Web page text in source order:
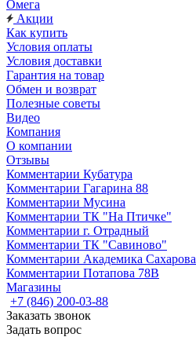
Омега
Акции
Как купить
Условия оплаты
Условия доставки
Гарантия на товар
Обмен и возврат
Полезные советы
Видео
Компания
О компании
Отзывы
Комментарии Кубатура
Комментарии Гагарина 88
Комментарии Мусина
Комментарии ТК "На Птичке"
Комментарии г. Отрадный
Комментарии ТК "Савиново"
Комментарии Академика Сахарова
Комментарии Потапова 78В
Магазины
+7 (846) 200-03-88
Заказать звонок
Задать вопрос